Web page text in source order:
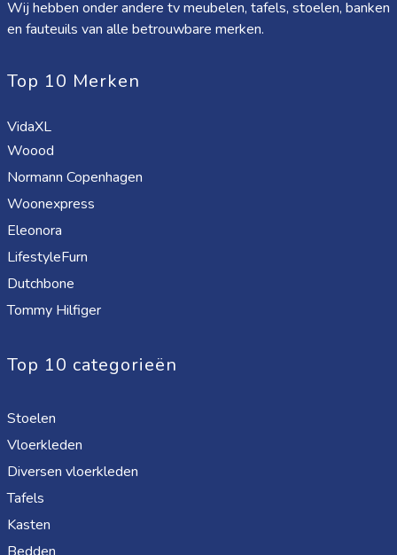
Wij hebben onder andere tv meubelen, tafels, stoelen, banken
en fauteuils van alle betrouwbare merken.
Top 10 Merken
VidaXL
Woood
Normann Copenhagen
Woonexpress
Eleonora
LifestyleFurn
Dutchbone
Tommy Hilfiger
Top 10 categorieën
Stoelen
Vloerkleden
Diversen vloerkleden
Tafels
Kasten